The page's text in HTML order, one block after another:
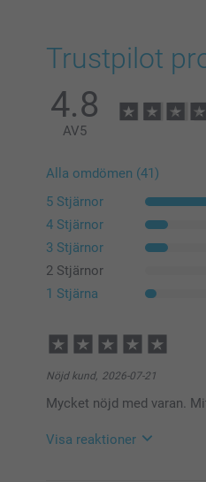
Trustpilot
4.8
AV5
Alla omdömen (41)
5 Stjärnor
4 Stjärnor
3 Stjärnor
2 Stjärnor
1 Stjärna
Nöjd kund, 2026-07-21
Mycket nöjd med varan.
Visa reaktioner